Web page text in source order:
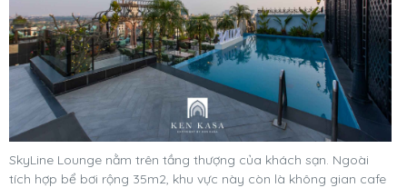
SkyLine Lounge nằm trên tầng thượng của khách sạn. Ngoài
tích hợp bể bơi rộng 35m2, khu vực này còn là không gian cafe